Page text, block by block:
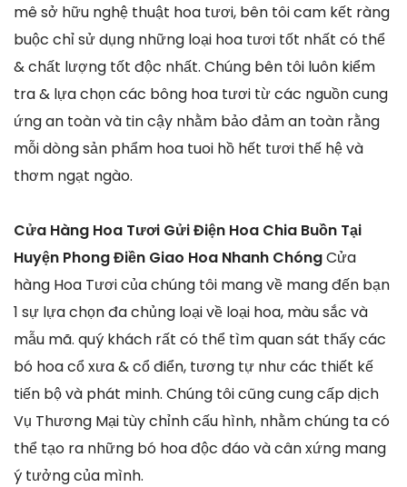
mê sở hữu nghệ thuật hoa tươi, bên tôi cam kết ràng
buộc chỉ sử dụng những loại hoa tươi tốt nhất có thể
& chất lượng tốt độc nhất. Chúng bên tôi luôn kiểm
tra & lựa chọn các bông hoa tươi từ các nguồn cung
ứng an toàn và tin cậy nhằm bảo đảm an toàn rằng
mỗi dòng sản phẩm hoa tuoi hồ hết tươi thế hệ và
thơm ngạt ngào.
Cửa Hàng Hoa Tươi Gửi Điện Hoa Chia Buồn Tại
Huyện Phong Điền Giao Hoa Nhanh ChóngCửa
hàng Hoa Tươi của chúng tôi mang về mang đến bạn
1 sự lựa chọn đa chủng loại về loại hoa, màu sắc và
mẫu mã. quý khách rất có thể tìm quan sát thấy các
bó hoa cổ xưa & cổ điển, tương tự như các thiết kế
tiến bộ và phát minh. Chúng tôi cũng cung cấp dịch
Vụ Thương Mại tùy chỉnh cấu hình, nhằm chúng ta có
thể tạo ra những bó hoa độc đáo và cân xứng mang
ý tưởng của mình.